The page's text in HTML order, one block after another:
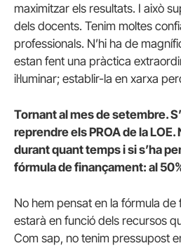
maximitzar els resultats. I això
dels docents. Tenim moltes
professionals. N’hi ha de
estan fent una pràctica
il·luminar; establir-la en xarxa
Tornant al mes de setembre.
reprendre els PROA de la LOE.
durant quant temps i si s’ha
fórmula de finançament: al
No hem pensat en la fórmula
estarà en funció dels recursos
Com sap, no tenim pressupost